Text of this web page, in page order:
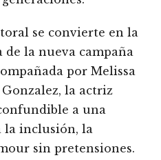
se convierte en la
la nueva campaña
por Melissa
la actriz
a una
la inclusión, la
sin pretensiones.